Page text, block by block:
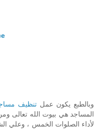
وبالطبع يكون عمل تنظيف
المساجد هي بيوت الله تعالى
لأداء الصلوات الخمس ، وعلي